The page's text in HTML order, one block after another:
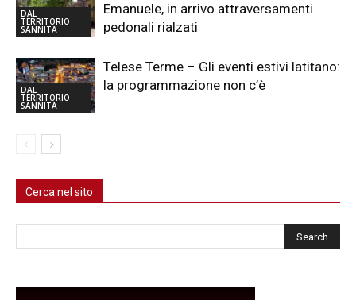
DAL
TERRITORIO
SANNITA
Emanuele, in arrivo attraversamenti
pedonali rialzati
DAL
TERRITORIO
SANNITA
Telese Terme – Gli eventi estivi latitano:
la programmazione non c’è
Cerca nel sito